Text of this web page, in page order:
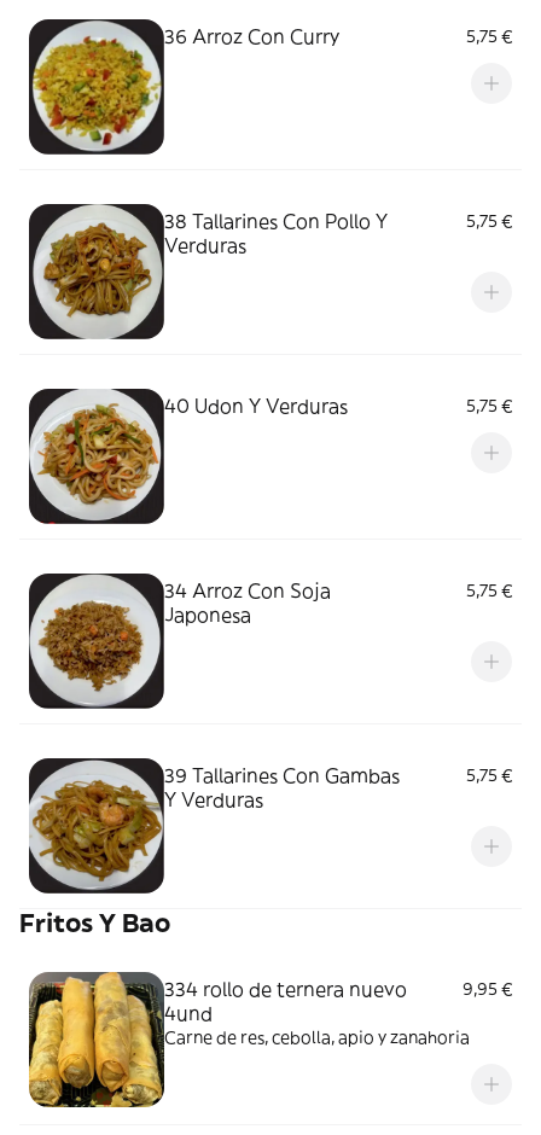
36 Arroz Con Curry 5,75 €
38 Tallarines Con Pollo Y
Verduras
5,75 €
40 Udon Y Verduras 5,75 €
34 Arroz Con Soja
Japonesa
5,75 €
39 Tallarines Con Gambas
Y Verduras
5,75 €
Fritos Y Bao
334 rollo de ternera nuevo
4und
9,95 €
Carne de res, cebolla, apio y zanahoria